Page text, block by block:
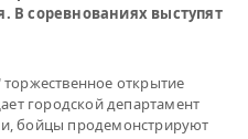
В соревнованиях выступят
открытие
городской департамент
бойцы продемонстрируют